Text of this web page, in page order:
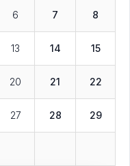
6 7 8
13 14 15
20 21 22
27 28 29